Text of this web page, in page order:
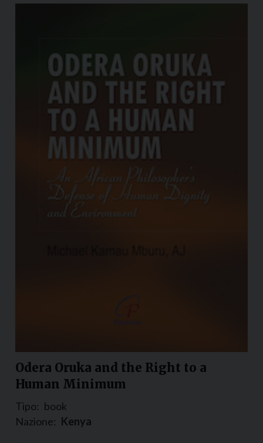
Odera Oruka and the Right to a
Human Minimum
Tipo: book
Nazione: Kenya